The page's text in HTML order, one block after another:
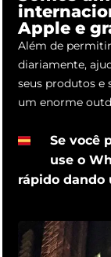
Apple e
Além de
diariamente,
seus produtos e
um enorme
Se você
use o
rápido dando